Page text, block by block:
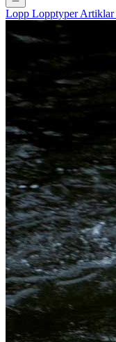
Lopp LopptyperArtiklar